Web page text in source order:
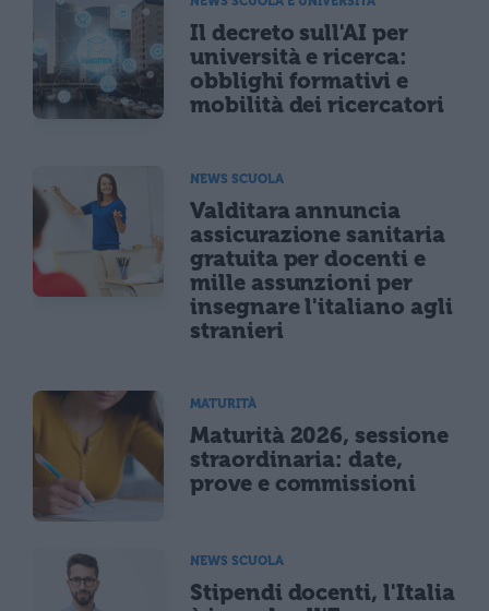
Il decreto sull'AI per
università e ricerca:
obblighi formativi e
mobilità dei ricercatori
NEWS SCUOLA
Valditara annuncia
assicurazione sanitaria
gratuita per docenti e
mille assunzioni per
insegnare l'italiano agli
stranieri
MATURITÀ
Maturità 2026, sessione
straordinaria: date,
prove e commissioni
NEWS SCUOLA
Stipendi docenti, l'Italia